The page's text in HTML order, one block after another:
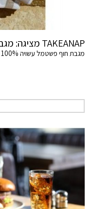
TAKEANAP מציגה: מגבת החוף שלא סוחבת חול
מגבת חוף פשטמל עשויה 100% כותנה, באריגה דקה, רכה ואוורירית.